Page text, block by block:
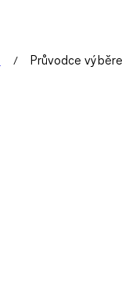
Průvodce